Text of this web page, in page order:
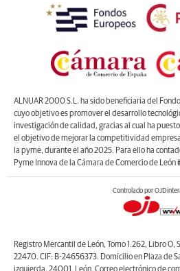
ALNUAR 2000 S.L. ha sido beneficiaria del
cuyo objetivo es promover el desarrollo
investigación de calidad, gracias al cual ha
el objetivo de mejorar la competitividad
la pyme, durante el año 2025. Para ello ha
Pyme Innova de la Cámara de Comercio de León
Controlado por
Registro Mercantil de León, Tomo 1.262, Libro O,
22470. CIF: B-24656373. Domicilio en Plaza de